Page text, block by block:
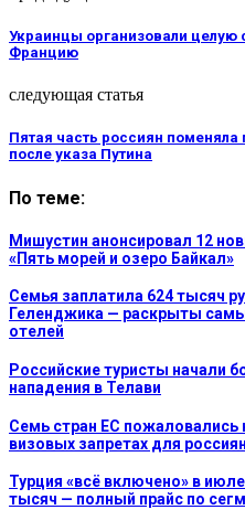
Украинцы организовали целую
Францию
следующая статья
Пятая часть россиян
после указа Путина
По теме:
Мишустин анонсировал 12
«Пять морей и озеро Байкал»
Семья заплатила 624 тысяч
Геленджика — раскрыты
отелей
Российские туристы начали
нападения в Телави
Семь стран ЕС пожаловались
визовых запретах для россиян
Турция «всё включено» в
тысяч — полный прайс по